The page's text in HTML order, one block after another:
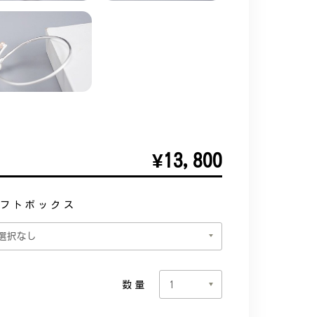
¥13,800
トボックス
数量